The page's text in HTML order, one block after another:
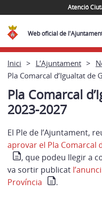
Atenció
Web oficial de
Inici L’Ajuntament
Pla Comarcal d’Igualtat de
Pla Comarcal
2023-2027
El Ple de l’Ajuntament,
aprovar el Pla Comarcal
, que podeu llegir a
va sortir publicat
Província
.